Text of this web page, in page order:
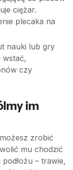
ciężar.
plecaka na
nauki lub gry
wstać,
czy
im
zrobić
mu chodzić
– trawie,